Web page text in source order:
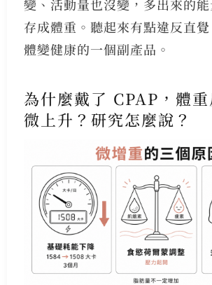
變、活動量也沒變，多出來的
存成體重。聽起來有點違反直
體變健康的一個副產品。
為什麼戴了 CPAP，體
微上升？研究怎麼說？